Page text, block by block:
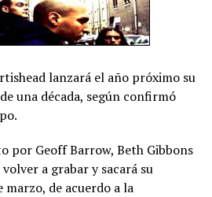
lanzará el año próximo su
una década, según confirmó
por Geoff Barrow, Beth Gibbons
a grabar y sacará su
de acuerdo a la